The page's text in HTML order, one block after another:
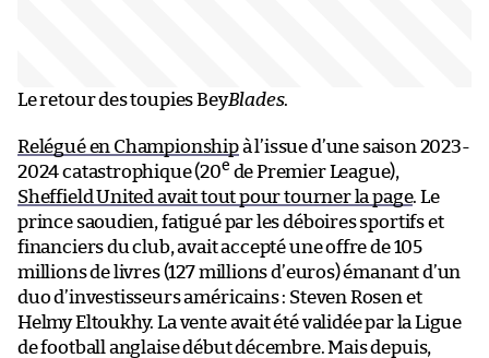
Le retour des toupies BeyBlades.
Relégué en Championshipà l’issue d’une saison 2023-
2024 catastrophique (20e de Premier League),
Sheffield United avait tout pour tourner la page. Le
prince saoudien, fatigué par les déboires sportifs et
financiers du club, avait accepté une offre de 105
millions de livres (127 millions d’euros) émanant d’un
duo d’investisseurs américains : Steven Rosen et
Helmy Eltoukhy. La vente avait été validée par la Ligue
de football anglaise début décembre. Mais depuis,